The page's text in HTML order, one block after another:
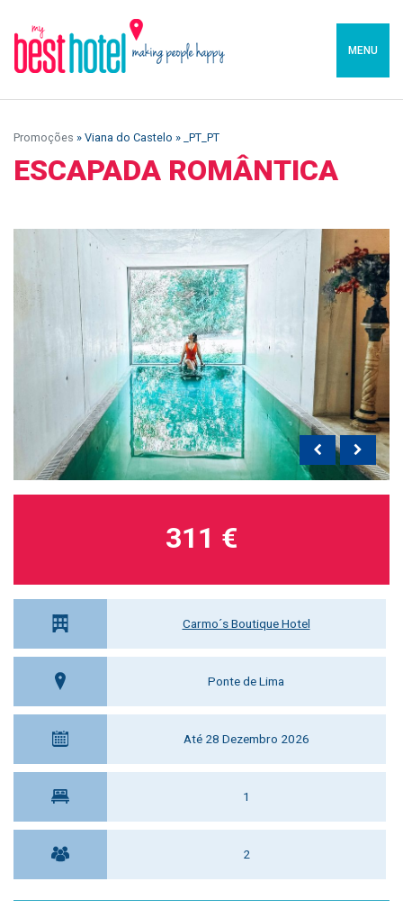
MENU
Promoções » Viana do Castelo » _PT_PT
ESCAPADA ROMÂNTICA
Carmo´s Boutique Hotel
Ponte de Lima
Até 28 Dezembro 2026
1
2
311 €